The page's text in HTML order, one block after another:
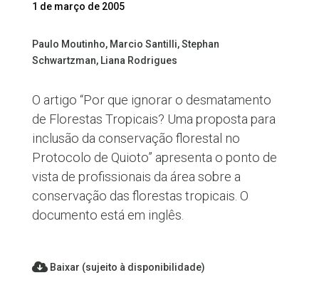
1 de março de 2005
Paulo Moutinho, Marcio Santilli, Stephan
Schwartzman, Liana Rodrigues
O artigo “Por que ignorar o desmatamento
de Florestas Tropicais? Uma proposta para
inclusão da conservação florestal no
Protocolo de Quioto” apresenta o ponto de
vista de profissionais da área sobre a
conservação das florestas tropicais. O
documento está em inglês.
Baixar (sujeito à disponibilidade)